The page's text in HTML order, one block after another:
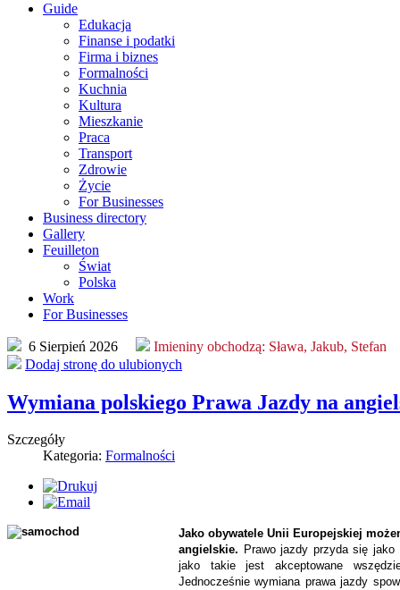
Guide
Edukacja
Finanse i podatki
Firma i biznes
Formalności
Kuchnia
Kultura
Mieszkanie
Praca
Transport
Zdrowie
Życie
For Businesses
Business directory
Gallery
Feuilleton
Świat
Polska
Work
For Businesses
6 Sierpień 2026 Imieniny obchodzą: Sława, Jakub, Stefan
Dodaj stronę do ulubionych
Wymiana polskiego Prawa Jazdy na
Szczegóły
Kategoria: Formalności
Jako obywatele Unii Europejskiej
angielskie. Prawo jazdy przyda się jako
jako takie jest akceptowane
Jednocześnie wymiana prawa jazdy